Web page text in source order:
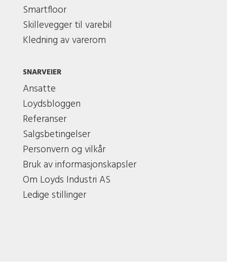
Smartfloor
Skillevegger til varebil
Kledning av varerom
SNARVEIER
Ansatte
Loydsbloggen
Referanser
Salgsbetingelser
Personvern og vilkår
Bruk av informasjonskapsler
Om Loyds Industri AS
Ledige stillinger